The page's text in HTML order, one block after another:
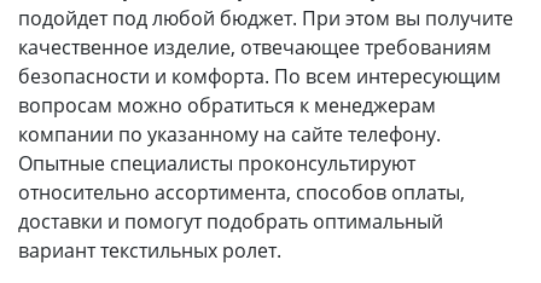
подойдет под любой бюджет. При этом вы получите
качественное изделие, отвечающее требованиям
безопасности и комфорта. По всем интересующим
вопросам можно обратиться к менеджерам
компании по указанному на сайте телефону.
Опытные специалисты проконсультируют
относительно ассортимента, способов оплаты,
доставки и помогут подобрать оптимальный
вариант текстильных ролет.